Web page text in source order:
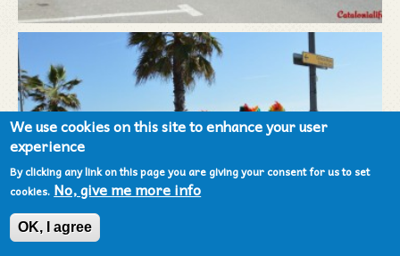
We use cookies on this site to enhance your user
experience
By clicking any link on this page you are giving your consent for us to set
cookies. No, give me more info
OK, I agree